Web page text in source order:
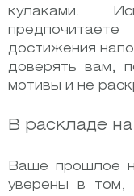
кулаками.
достижения
доверять вам,
мотивы и не
В раскладе
Ваше прошлое
уверены в том,